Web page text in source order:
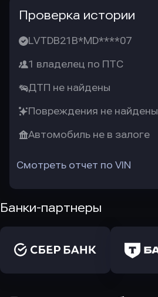
Проверка истории
LVTDB21B*MD****07
1 владелец по ПТС
ДТП не найдены
Повреждения не найдены
Автомобиль не в залоге
Смотреть отчет по VIN
Банки-партнеры